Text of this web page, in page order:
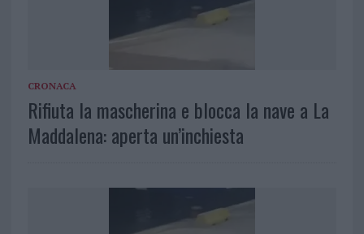
CRONACA
Rifiuta la mascherina e blocca la nave a La
Maddalena: aperta un’inchiesta